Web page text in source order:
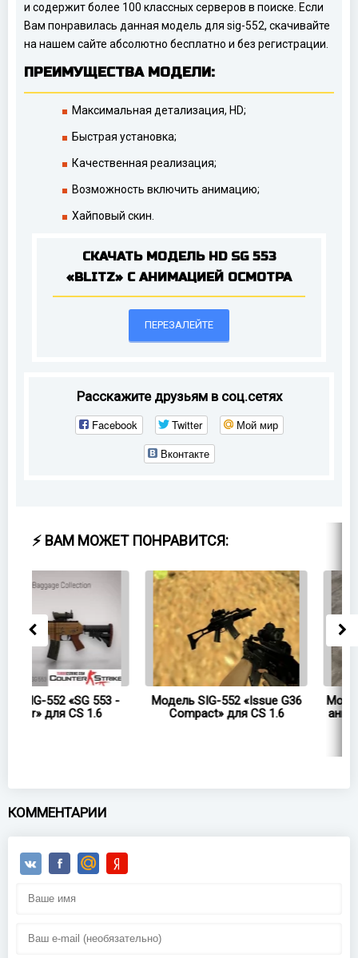
и содержит более 100 классных серверов в поиске. Если
Вам понравилась данная модель для sig-552, скачивайте
на нашем сайте абсолютно бесплатно и без регистрации.
ПРЕИМУЩЕСТВА МОДЕЛИ:
Максимальная детализация, HD;
Быстрая установка;
Качественная реализация;
Возможность включить анимацию;
Хайповый скин.
СКАЧАТЬ МОДЕЛЬ HD SG 553
«BLITZ» С АНИМАЦИЕЙ ОСМОТРА
ПЕРЕЗАЛЕЙТЕ
Расскажите друзьям в соц.сетях
Facebook Twitter
Мой мир
Вконтакте
⚡ ВАМ МОЖЕТ ПОНРАВИТСЯ:
Модель SIG-552 «Issue G36
Compact» для CS 1.6
Модель HD SG 553
анимацией осмотра для
КОММЕНТАРИИ